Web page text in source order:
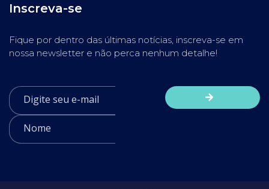
Inscreva-se
Fique por dentro das últimas notícias, inscreva-se em
nossa newsletter e não perca nenhum detalhe!